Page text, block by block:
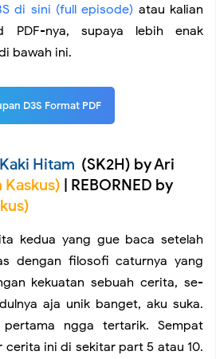
di sini (full episode) atau kalian
PDF-nya, supaya lebih enak
bawah ini.
D3S Format PDF
Hitam (SK2H) by Ari
| REBORNED by
kedua yang gue baca setelah
dengan filosofi caturnya yang
kekuatan sebuah cerita, se-
aja unik banget, aku suka.
ngga tertarik. Sempat
cerita ini di sekitar part 5 atau 10.